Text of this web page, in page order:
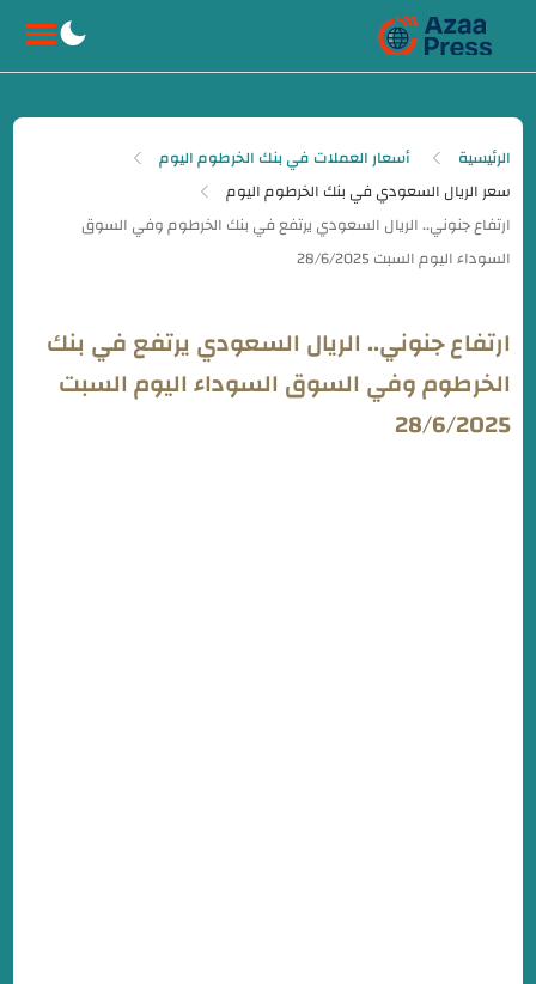
الرئيسية
أسعار العملات في بنك الخرطوم اليوم
سعر الريال السعودي في بنك الخرطوم اليوم
ارتفاع جنوني.. الريال السعودي يرتفع في بنك
الخرطوم وفي السوق السوداء اليوم السبت
28/6/2025